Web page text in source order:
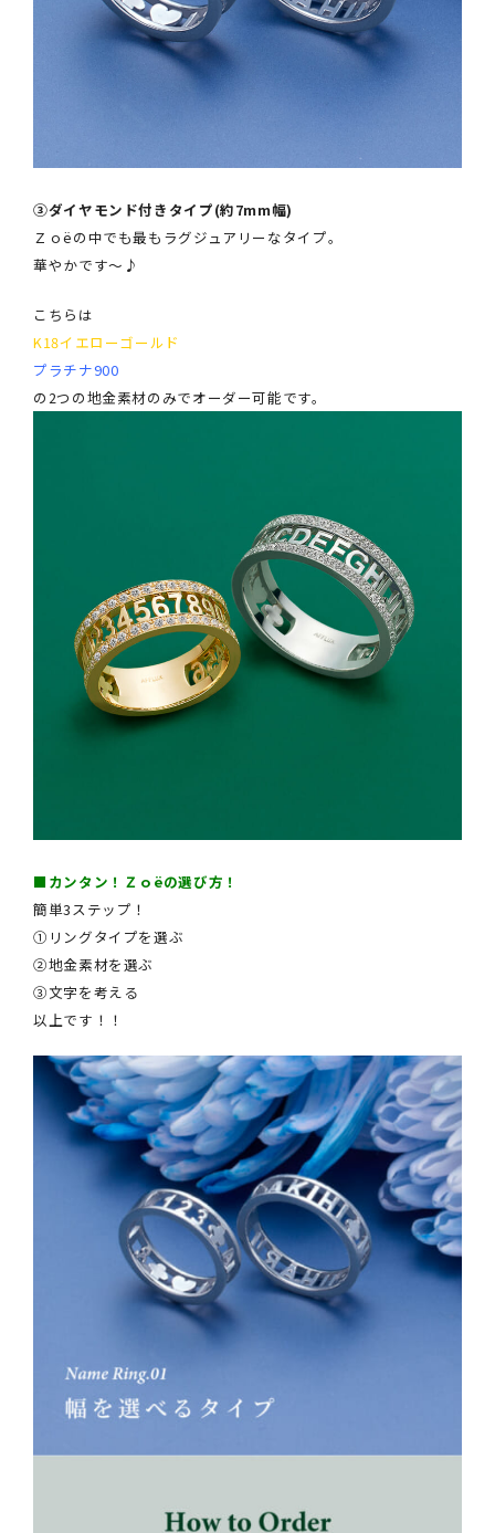
③ダイヤモンド付きタイプ(約7mm幅)
Ｚｏëの中でも最もラグジュアリーなタイプ。
華やかです～♪
こちらは
K18イエローゴールド
プラチナ900
の2つの地金素材のみでオーダー可能です。
■カンタン！Ｚｏëの選び方！
簡単3ステップ！
①リングタイプを選ぶ
②地金素材を選ぶ
③文字を考える
以上です！！